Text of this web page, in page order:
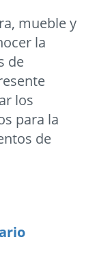
mueble y
la
de
los
para la
de